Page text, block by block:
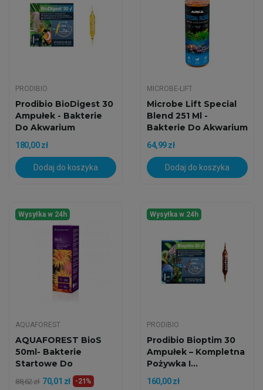
PRODIBIO
Prodibio BioDigest 30
Ampułek - Bakterie
Do Akwarium
180,00 zł
Dodaj do koszyka
MICROBE-LIFT
Microbe Lift Special
Blend 251 Ml -
Bakterie Do Akwarium
64,99 zł
Dodaj do koszyka
Wysyłka w 24h
AQUAFOREST
AQUAFOREST BioS
50ml- Bakterie
Startowe Do
Akwarium
88,62 zł 70,01 zł -21%
Wysyłka w 24h
PRODIBIO
Prodibio Bioptim 30
Ampułek – Kompletna
Pożywka I...
160,00 zł